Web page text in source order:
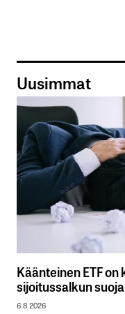
Uusimmat
Käänteinen ETF
sijoitussalkun
6.8.2026